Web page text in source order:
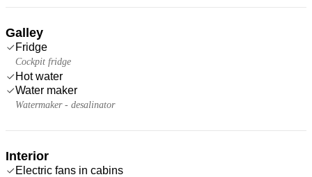
Galley
Fridge
Cockpit fridge
Hot water
Water maker
Watermaker - desalinator
Interior
Electric fans in cabins